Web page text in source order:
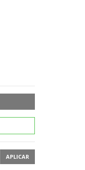
APLICAR